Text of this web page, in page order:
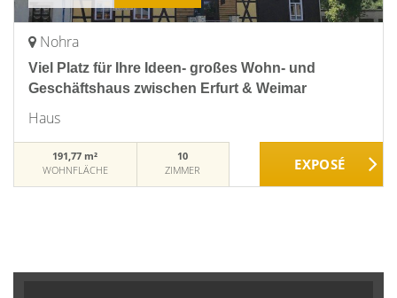
Nohra
Viel Platz für Ihre Ideen- großes Wohn- und
Geschäftshaus zwischen Erfurt & Weimar
Haus
191,77 m²
WOHNFLÄCHE
10
ZIMMER